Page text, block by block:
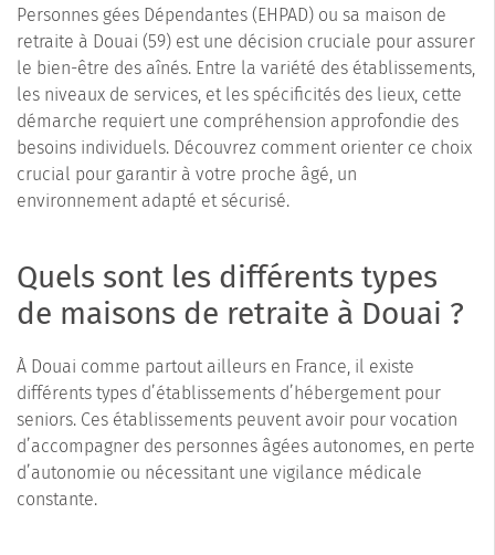
Personnes gées Dépendantes (EHPAD) ou sa maison de
retraite à Douai (59) est une décision cruciale pour assurer
le bien-être des aînés. Entre la variété des établissements,
les niveaux de services, et les spécificités des lieux, cette
démarche requiert une compréhension approfondie des
besoins individuels. Découvrez comment orienter ce choix
crucial pour garantir à votre proche âgé, un
environnement adapté et sécurisé.
Quels sont les différents types
de maisons de retraite à Douai ?
À Douai comme partout ailleurs en France, il existe
différents types d’établissements d’hébergement pour
seniors. Ces établissements peuvent avoir pour vocation
d’accompagner des personnes âgées autonomes, en perte
d’autonomie ou nécessitant une vigilance médicale
constante.